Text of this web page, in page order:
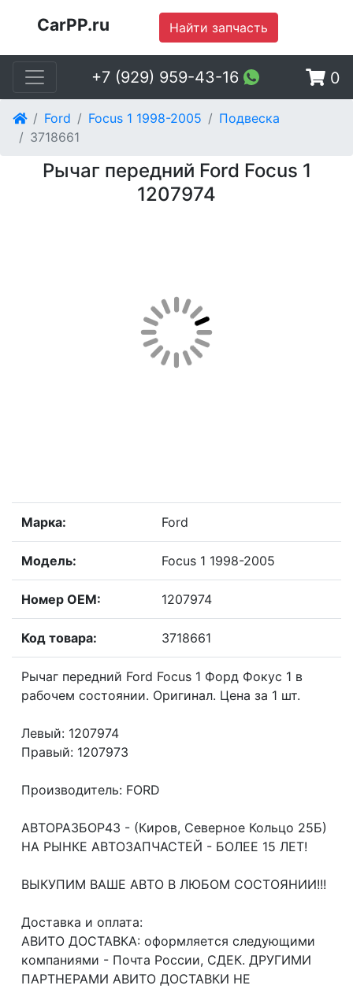
CarPP.ru Найти запчасть
+7 (929) 959-43-16 0
Ford Focus 1 1998-2005
Подвеска
3718661
Рычаг передний Ford Focus 1
1207974
Марка: Ford
Модель: Focus 1 1998-2005
Номер OEM: 1207974
Код товара: 3718661
Рычаг передний Ford Focus 1 Форд Фокус 1 в
рабочем состоянии. Оригинал. Цена за 1 шт.
Левый: 1207974
Правый: 1207973
Производитель: FORD
АВТОРАЗБОР43 - (Киров, Северное Кольцо 25Б)
НА РЫНКЕ АВТОЗАПЧАСТЕЙ - БОЛЕЕ 15 ЛЕТ!
ВЫКУПИМ ВАШЕ АВТО В ЛЮБОМ СОСТОЯНИИ!!!
Доcтавка и oплата:
АВИТО ДОСТАВКА: оформляется следующими
компаниями - Почта России, СДЕК. ДРУГИМИ
ПАРТНЕРАМИ АВИТО ДОСТАВКИ НЕ